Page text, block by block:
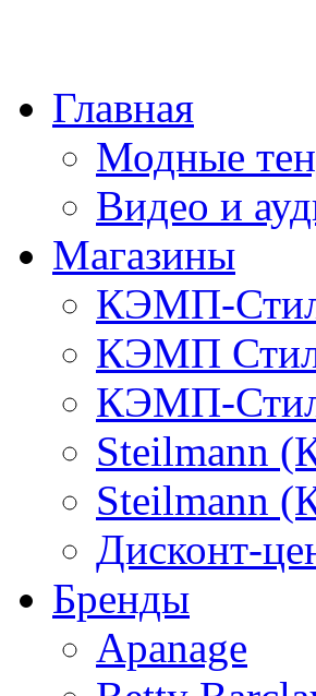
Главная
Модные
Видео и
Магазины
КЭМП-
КЭМП
КЭМП-
Steilmann
Steilmann
Дисконт-
Бренды
Apanage